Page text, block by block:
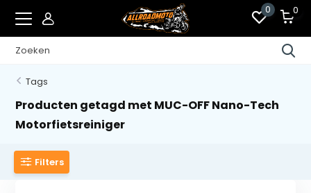
0 0
Tags
Producten getagd met MUC-OFF Nano-Tech
Motorfietsreiniger
Filters